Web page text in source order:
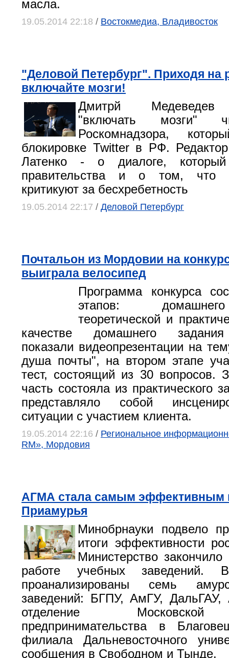
масла.
19.05.2014 22:18 / Востокмедиа, Владивосток
"Деловой Петербург". Приходя на
включайте мозги!
Дмитрй Медеведев
"включать мозги"
Роскомнадзора,
блокировке Twitter в РФ.
Латенко - о диалоге,
правительства и о том, что
критикуют за бесхребетность
19.05.2014 22:17 / Деловой Петербург
Почтальон из Мордовии на
выиграла велосипед
Программа конкурса
этапов:
теоретической и
качестве домашнего задания
показали видеопрезентации на
душа почты", на втором этапе
тест, состоящий из 30 вопросов.
часть состояла из практического
представляло собой
ситуации с участием клиента.
19.05.2014 22:16 / Региональное
RM», Мордовия
АГМА стала самым эффективным
Приамурья
Минобрнауки подвело
итоги эффективности
Министерство
работе учебных
проанализированы семь
заведений: БГПУ, АмГУ,
отделение
предпринимательства в
филиала Дальневосточного
сообщения в Свободном и Тынде.